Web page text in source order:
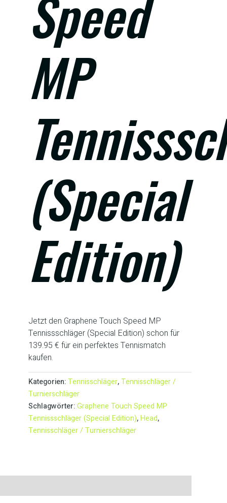
Speed
MP
(Special
Edition)
Jetzt den Graphene Touch Speed MP
Tennissschläger (Special Edition) schon für
139.95 € für ein perfektes Tennismatch
kaufen.
Kategorien:Tennisschläger,Tennisschläger /
Turnierschläger
Schlagwörter:Graphene Touch Speed MP
Tennissschläger (Special Edition),Head,
Tennisschläger / Turnierschläger